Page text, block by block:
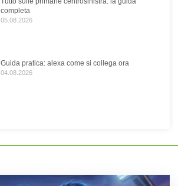
completa
05.08.2026
Guida pratica: alexa come si collega ora
04.08.2026